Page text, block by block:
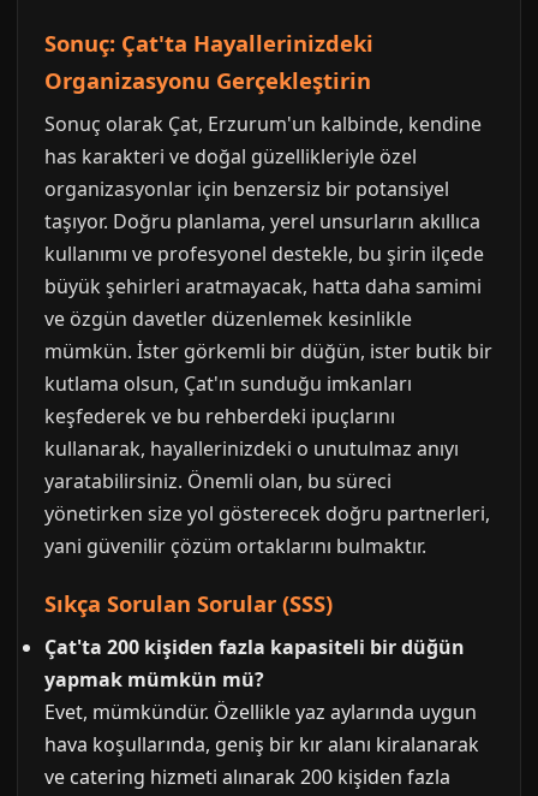
Sonuç: Çat'ta Hayallerinizdeki
Organizasyonu Gerçekleştirin
Sonuç olarak Çat, Erzurum'un kalbinde, kendine
has karakteri ve doğal güzellikleriyle özel
organizasyonlar için benzersiz bir potansiyel
taşıyor. Doğru planlama, yerel unsurların akıllıca
kullanımı ve profesyonel destekle, bu şirin ilçede
büyük şehirleri aratmayacak, hatta daha samimi
ve özgün davetler düzenlemek kesinlikle
mümkün. İster görkemli bir düğün, ister butik bir
kutlama olsun, Çat'ın sunduğu imkanları
keşfederek ve bu rehberdeki ipuçlarını
kullanarak, hayallerinizdeki o unutulmaz anıyı
yaratabilirsiniz. Önemli olan, bu süreci
yönetirken size yol gösterecek doğru partnerleri,
yani güvenilir çözüm ortaklarını bulmaktır.
Sıkça Sorulan Sorular (SSS)
Çat'ta 200 kişiden fazla kapasiteli bir düğün
yapmak mümkün mü?
Evet, mümkündür. Özellikle yaz aylarında uygun
hava koşullarında, geniş bir kır alanı kiralanarak
ve catering hizmeti alınarak 200 kişiden fazla